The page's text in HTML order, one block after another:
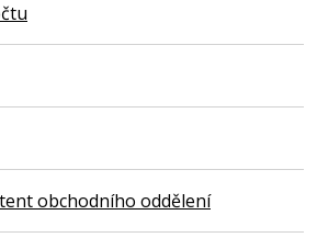
obchodního oddělení